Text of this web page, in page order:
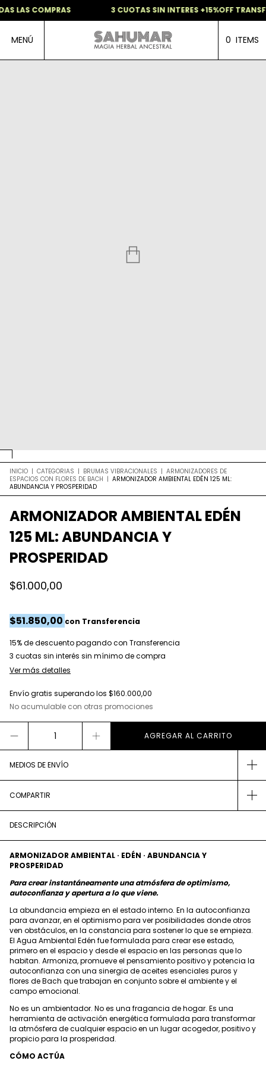
LAS COMPRAS 3 CUOTAS SIN INTERES +15%OFF
MENÚ 0 ITEMS
INICIO | CATEGORIAS | BRUMAS VIBRACIONALES | ARMONIZADORES DE
ESPACIOS CON FLORES DE BACH | ARMONIZADOR AMBIENTAL EDÉN 125 ML:
ABUNDANCIA Y PROSPERIDAD
ARMONIZADOR AMBIENTAL EDÉN
125 ML: ABUNDANCIA Y
PROSPERIDAD
$61.000,00
$51.850,00 con Transferencia
15% de descuentopagando con Transferencia
Ver más detalles
Envío gratis superando los $160.000,00
No acumulable con otras promociones
MEDIOS DE ENVÍO
COMPARTIR
DESCRIPCIÓN
ARMONIZADOR AMBIENTAL · EDÉN · ABUNDANCIA Y
PROSPERIDAD
Para crear instantáneamente una atmósfera de optimismo,
autoconfianza y apertura a lo que viene.
La abundancia empieza en el estado interno. En la autoconfianza
para avanzar, en el optimismo para ver posibilidades donde otros
ven obstáculos, en la constancia para sostener lo que se empieza.
El Agua Ambiental Edén fue formulada para crear ese estado,
primero en el espacio y desde el espacio en las personas que lo
habitan. Armoniza, promueve el pensamiento positivo y potencia la
autoconfianza con una sinergia de aceites esenciales puros y
flores de Bach que trabajan en conjunto sobre el ambiente y el
campo emocional.
No es un ambientador. No es una fragancia de hogar. Es una
herramienta de activación energética formulada para transformar
la atmósfera de cualquier espacio en un lugar acogedor, positivo y
propicio para la prosperidad.
CÓMO ACTÚA